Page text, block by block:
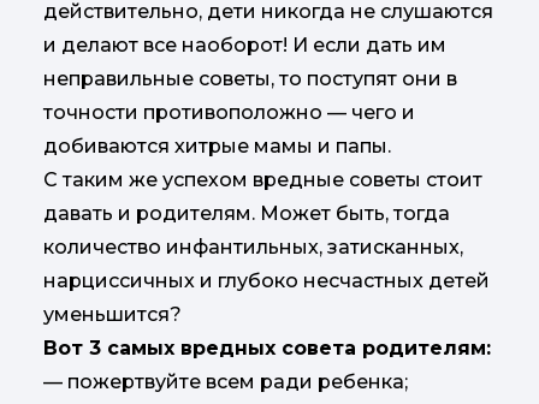
действительно, дети никогда не слушаются
и делают все наоборот! И если дать им
неправильные советы, то поступят они в
точности противоположно — чего и
добиваются хитрые мамы и папы.
С таким же успехом вредные советы стоит
давать и родителям. Может быть, тогда
количество инфантильных, затисканных,
нарциссичных и глубоко несчастных детей
уменьшится?
Вот 3 самых вредных совета родителям:
— пожертвуйте всем ради ребенка;